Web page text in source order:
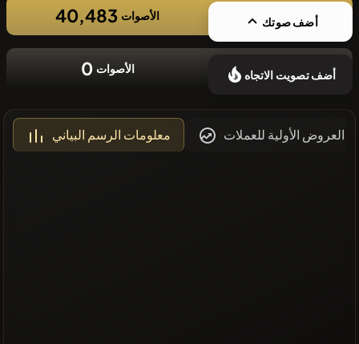
40,483 الأصوات أضف صوتك
0 الأصوات أضف تصويت الاتجاه
معلومات الرسم البياني العروض الأولية للعملات